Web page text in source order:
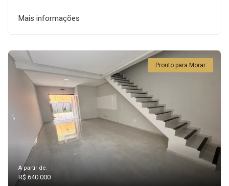
Mais informações
Pronto para Morar
A partir de:
R$ 640.000